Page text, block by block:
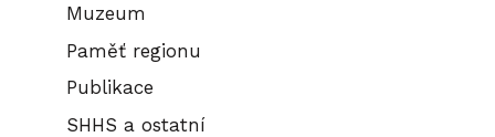
Muzeum
Paměť regionu
Publikace
SHHS a ostatní